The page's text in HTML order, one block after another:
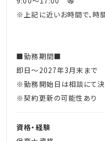
※上記に近いお時間で、時
■勤務期間■
即日～2027年3月末まで
※勤務開始日は相談にて
※契約更新の可能性あり
資格・経験